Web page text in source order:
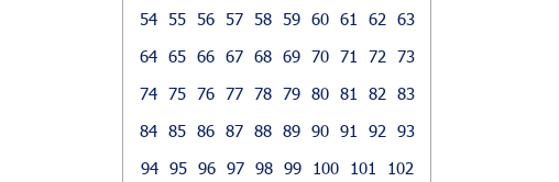
54 55 56 57 58 59 60 61 62
63
64 65 66 67 68 69 70 71 72
73
74 75 76 77 78 79 80 81 82
83
84 85 86 87 88 89 90 91 92
93
94 95 96 97 98 99 100 101 102